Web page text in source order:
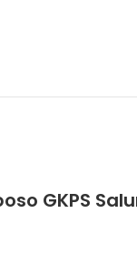
GKPS